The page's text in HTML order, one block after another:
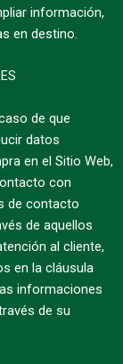
información,
en destino.
de que
datos
en el Sitio Web,
con
de contacto
de aquellos
al cliente,
en la cláusula
informaciones
de su